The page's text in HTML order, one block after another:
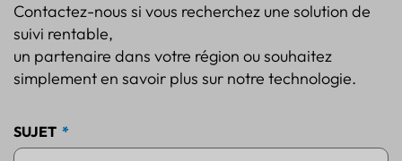
Contactez-nous si vous recherchez une solution de
suivi rentable,
un partenaire dans votre région ou souhaitez
simplement en savoir plus sur notre technologie.
SUJET